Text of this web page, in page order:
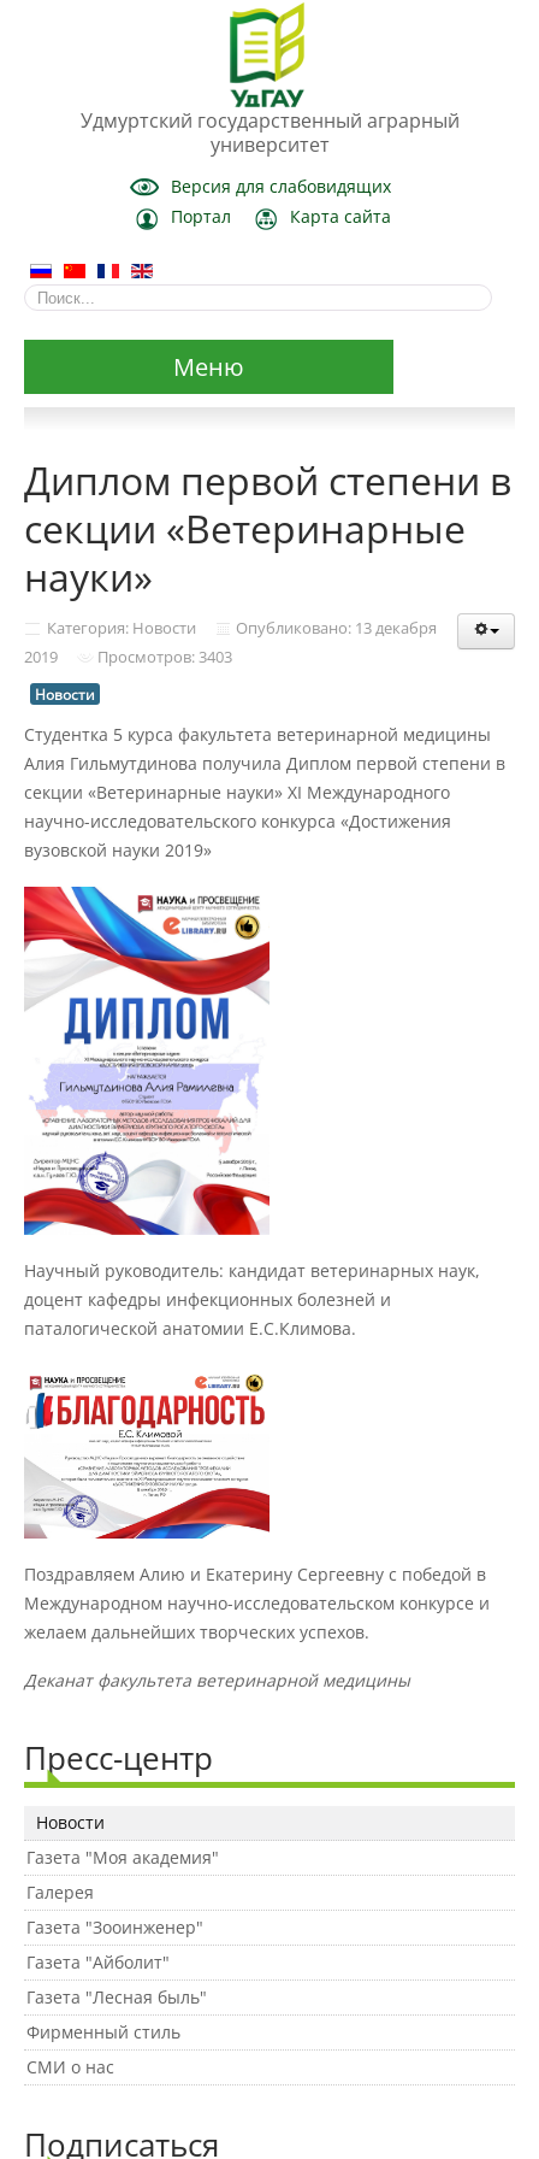
Удмуртский государственный аграрный
университет
Версия для слабовидящих
Портал
Карта сайта
Меню
Основные сведения
Структура и органы управления
образовательной организацией
Документы
Образовательные стандарты и
требования
Образование
Руководство
Педагогический состав
Материально-техническое
обеспечение и оснащенность
образовательного процесса
Стипендии и меры поддержки
обучающихся
Платные образовательные услуги
Финансово-хозяйственная
деятельность
Вакантные места для приёма
(перевода) обучающихся
Доступная среда
Международное сотрудничество
Организация питания в
образовательной организации
Абитуриенту
Университет
Об университете
Миссия, цель и ценности УдГАУ
Ректорат
Диплом первой степени в
секции «Ветеринарные
науки»
Категория: Новости
Опубликовано: 13 декабря
2019
Просмотров: 3403
Новости
Студентка 5 курса факультета ветеринарной медицины
Алия Гильмутдинова получила Диплом первой степени в
секции «Ветеринарные науки» XI Международного
научно-исследовательского конкурса «Достижения
вузовской науки 2019»
Научный руководитель: кандидат ветеринарных наук,
доцент кафедры инфекционных болезней и
паталогической анатомии Е.С.Климова.
Поздравляем Алию и Екатерину Сергеевну с победой в
Международном научно-исследовательском конкурсе и
желаем дальнейших творческих успехов.
Деканат факультета ветеринарной медицины
Пресс-центр
Новости
Газета "Моя академия"
Галерея
Газета "Зооинженер"
Газета "Айболит"
Газета "Лесная быль"
Фирменный стиль
СМИ о нас
Подписаться